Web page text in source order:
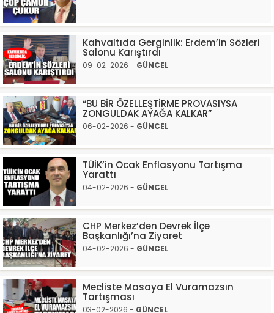
Kahvaltıda Gerginlik: Erdem’in Sözleri
Salonu Karıştırdı
09-02-2026 - GÜNCEL
“BU BİR ÖZELLEŞTİRME PROVASIYSA
ZONGULDAK AYAĞA KALKAR”
06-02-2026 - GÜNCEL
TÜİK’in Ocak Enflasyonu Tartışma
Yarattı
04-02-2026 - GÜNCEL
CHP Merkez’den Devrek İlçe
Başkanlığı’na Ziyaret
04-02-2026 - GÜNCEL
Mecliste Masaya El Vuramazsın
Tartışması
03-02-2026 - GÜNCEL